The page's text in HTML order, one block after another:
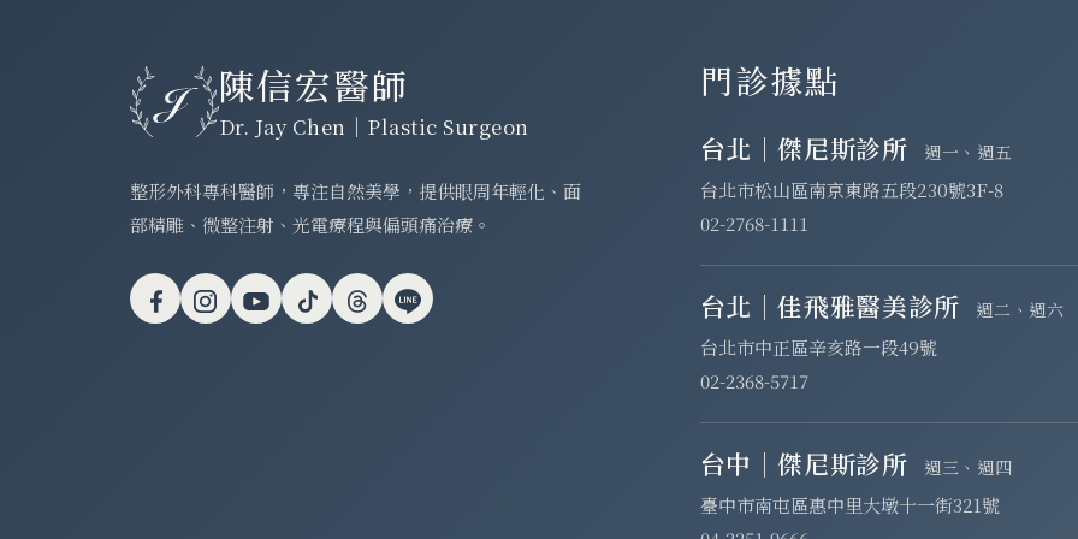
陳信宏醫師
Dr. Jay Chen｜Plastic Surgeon
整形外科專科醫師，專注自然美學，提供眼周年輕化、面
部精雕、微整注射、光電療程與偏頭痛治療。
門診據點
台北｜傑尼斯診所 週一、週五
台北市松山區南京東路五段230號3F-8
02-2768-1111
台北｜佳飛雅醫美診所 週二、週六
台北市中正區辛亥路一段49號
02-2368-5717
台中｜傑尼斯診所 週三、週四
臺中市南屯區惠中里大墩十一街321號